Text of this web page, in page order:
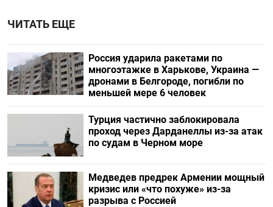
ЧИТАТЬ ЕЩЕ
Россия ударила ракетами по
многоэтажке в Харькове, Украина —
дронами в Белгороде, погибли по
меньшей мере 6 человек
Турция частично заблокировала
проход через Дарданеллы из-за атак
по судам в Черном море
Медведев предрек Армении мощный
кризис или «что похуже» из-за
разрыва с Россией